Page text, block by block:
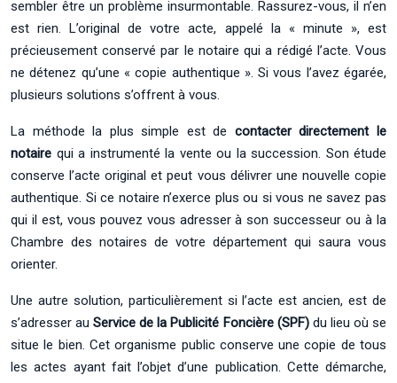
sembler être un problème insurmontable. Rassurez-vous, il n’en
est rien. L’original de votre acte, appelé la « minute », est
précieusement conservé par le notaire qui a rédigé l’acte. Vous
ne détenez qu’une « copie authentique ». Si vous l’avez égarée,
plusieurs solutions s’offrent à vous.
La méthode la plus simple est de contacter directement le
notaire qui a instrumenté la vente ou la succession. Son étude
conserve l’acte original et peut vous délivrer une nouvelle copie
authentique. Si ce notaire n’exerce plus ou si vous ne savez pas
qui il est, vous pouvez vous adresser à son successeur ou à la
Chambre des notaires de votre département qui saura vous
orienter.
Une autre solution, particulièrement si l’acte est ancien, est de
s’adresser auService de la Publicité Foncière (SPF)du lieu où se
situe le bien. Cet organisme public conserve une copie de tous
les actes ayant fait l’objet d’une publication. Cette démarche,